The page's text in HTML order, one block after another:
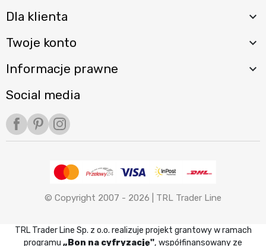
Dla klienta 
Twoje konto 
Informacje prawne 
Social media
Facebook
PinterestInstagram
© Copyright 2007 - 2026 | TRL Trader Line
TRL Trader Line Sp. z o.o. realizuje projekt grantowy w ramach
programu „Bon na cyfryzację", współfinansowany ze